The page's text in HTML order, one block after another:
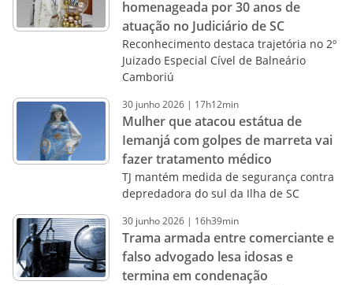
homenageada por 30 anos de
atuação no Judiciário de SC
Reconhecimento destaca trajetória no 2º
Juizado Especial Cível de Balneário
Camboriú
30 junho2026 | 17h12min
Mulher que atacou estátua de
Iemanjá com golpes de marreta vai
fazer tratamento médico
TJ mantém medida de segurança contra
depredadora do sul da Ilha de SC
30 junho2026 | 16h39min
Trama armada entre comerciante e
falso advogado lesa idosas e
termina em condenação